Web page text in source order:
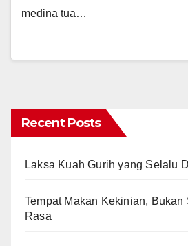
medina tua…
Recent Posts
Laksa Kuah Gurih yang Selalu
Tempat Makan Kekinian, Bukan
Rasa